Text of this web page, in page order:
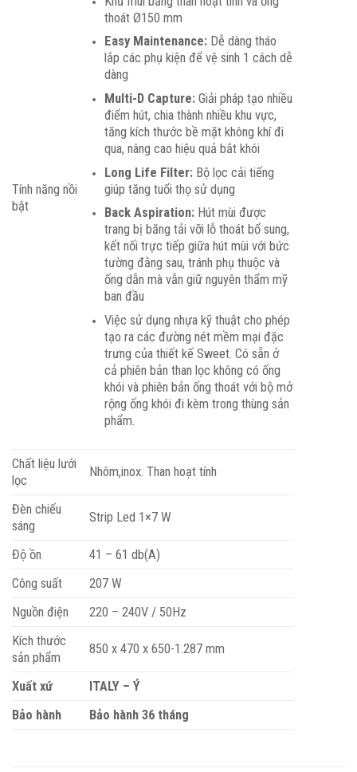
Tính năng nồi
bật
thoát Ø150 mm
Easy Maintenance:Dễ dàng tháo
lắp các phụ kiện để vệ sinh 1 cách dễ
dàng
Multi-D Capture:Giải pháp tạo nhiều
điểm hút, chia thành nhiều khu vực,
tăng kích thước bề mặt không khí đi
qua, nâng cao hiệu quả bắt khói
Long Life Filter:Bộ lọc cải tiếng
giúp tăng tuổi thọ sử dụng
Back Aspiration:Hút mùi được
trang bị băng tải vỡi lỗ thoát bổ sung,
kết nối trực tiếp giữa hút mùi với bức
tường đằng sau, tránh phụ thuộc và
ống dẫn mà vẫn giữ nguyên thẩm mỹ
ban đầu
Việc sử dụng nhựa kỹ thuật cho phép
tạo ra các đường nét mềm mại đặc
trưng của thiết kế Sweet. Có sẵn ở
cả phiên bản than lọc không có ống
khói và phiên bản ống thoát với bộ mở
rộng ống khói đi kèm trong thùng sản
phẩm.
Chất liệu lưới
lọc
Nhôm,inox. Than hoạt tính
Đèn chiếu
sáng
Strip Led 1×7 W
Độ ồn
41 – 61 db(A)
Công suất
207 W
Nguồn điện
220 – 240V / 50Hz
Kích thước
sản phẩm
850 x 470 x 650-1.287 mm
Xuất xứ
ITALY – Ý
Bảo hành
Bảo hành 36 tháng